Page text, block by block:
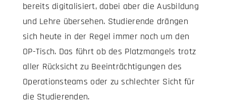
bereits digitalisiert, dabei aber die Ausbildung
und Lehre übersehen. Studierende drängen
sich heute in der Regel immer noch um den
OP-Tisch. Das führt ob des Platzmangels trotz
aller Rücksicht zu Beeinträchtigungen des
Operationsteams oder zu schlechter Sicht für
die Studierenden.